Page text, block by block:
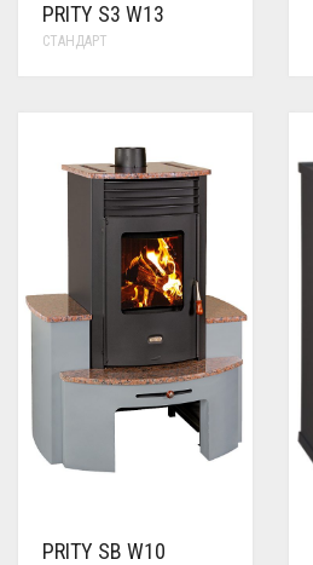
PRITY S3 W13
СТАНДАРТ
PRITY SB W10